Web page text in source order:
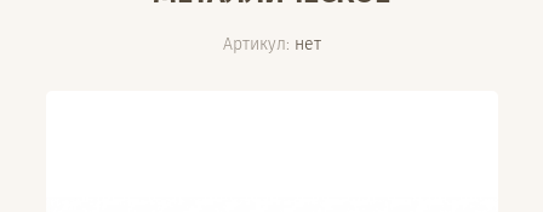
Артикул: нет